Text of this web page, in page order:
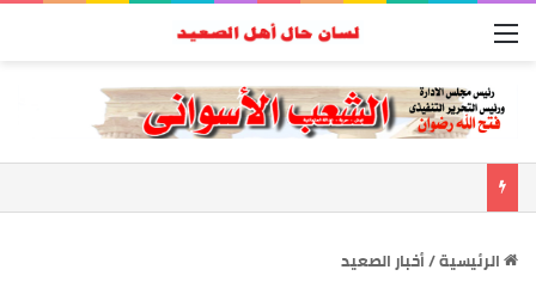
الرئيسية/أخبار الصعيد